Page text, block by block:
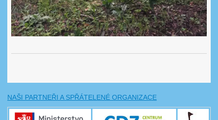
NAŠI PARTNEŘI A SPŘÁTELENÉ ORGANIZACE